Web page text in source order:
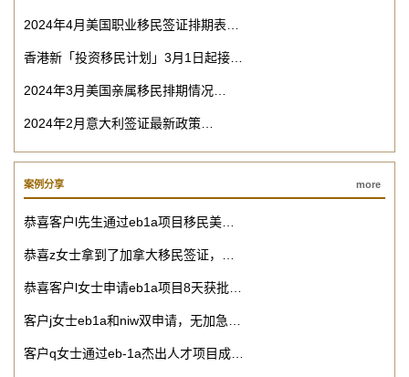
2024年4月美国职业移民签证排期表…
香港新「投资移民计划」3月1日起接…
2024年3月美国亲属移民排期情况…
2024年2月意大利签证最新政策…
案例分享 more
恭喜客户l先生通过eb1a项目移民美…
恭喜z女士拿到了加拿大移民签证，…
恭喜客户l女士申请eb1a项目8天获批…
客户j女士eb1a和niw双申请，无加急…
客户q女士通过eb-1a杰出人才项目成…